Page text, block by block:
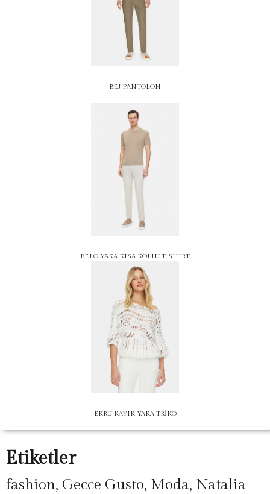
BEJ PANTOLON
BEJ O YAKA KISA KOLLU T-SHIRT
EKRU KAYIK YAKA TRİKO
Etiketler
fashion, Gecce Gusto, Moda, Natalia